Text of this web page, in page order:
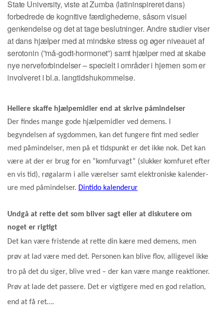
State University, viste at Zumba (latininspireret dans)
forbedrede de kognitive færdighederne, såsom visuel
genkendelse og det at tage beslutninger. Andre studier viser
at dans hjælper med at mindske stress og øger niveauet af
serotonin (”må-godt-hormonet”) samt hjælper med at skabe
nye nerveforbindelser – specielt i områder i hjernen som er
involveret i bl.a. langtidshukommelse.
Hellere skaffe hjælpemidler end at skrive påmindelser
Der findes mange gode hjælpemidler ved demens. I
begyndelsen af sygdommen, kan det fungere fint med sedler
med påmindelser, men på et tidspunkt er det ikke nok. Det kan
være at der er brug for en ”komfurvagt” (slukker komfuret efter
en vis tid), røgalarm i alle værelser samt elektroniske kalender-
ure med påmindelser. Dintido kalenderur
Undgå at rette det som bliver sagt eller at diskutere om
noget er rigtigt
Det kan være fristende at rette din kære med demens, men
prøv at lad være med det. Personen kan blive flov, alligevel ikke
tro på det du siger, blive vred – der kan være mange reaktioner.
Prøv at lade det passere. Det er vigtigere med en god relation,
end at få ret….